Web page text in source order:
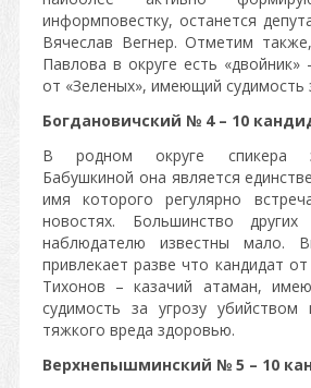
информповестку, останется
Вячеслав Вегнер. Отметим
Павлова в округе есть «двойник»
от «Зеленых», имеющий судимость
Богдановичский № 4 – 10
В родном округе спикера
Бабушкиной она является
имя которого регулярно
новостях. Большинство
наблюдателю известны мало.
привлекает разве что кандидат
Тихонов – казачий атаман,
судимость за угрозу убийством
тяжкого вреда здоровью.
Верхнепышминский № 5 – 10